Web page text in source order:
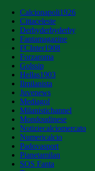
Calcionapoli1926
Cittaceleste
Derbyderbyderby
Fantamagazine
FCInter1908
Forzaroma
Golssip
Hellas1903
Ilmilanista
Juvenews
Mediagol
Milanistichannel
Mondoudinese
Notiziecalciomercato
Numericalcio
Padovasport
Pianetamilan
SOS Fanta